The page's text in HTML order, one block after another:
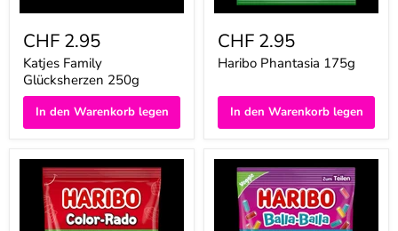
CHF 2.95
Katjes Family
Glücksherzen 250g
In den Warenkorb legen
CHF 2.95
Haribo Phantasia 175g
In den Warenkorb legen
Haribo
Color-
Rado
175g
Haribo
Balla-
Balla
veggie
160g